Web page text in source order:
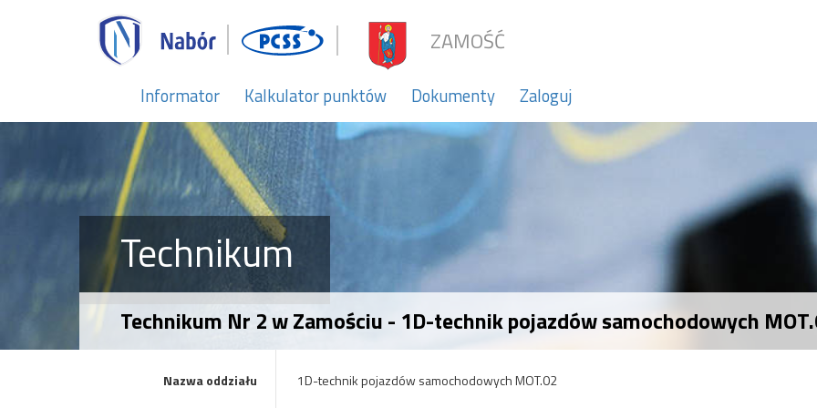
ZAMOŚĆ
Informator Kalkulator punktów Dokumenty Zaloguj
Technikum
Technikum Nr 2 w Zamościu - 1D-technik pojazdów samochodowych
Nazwa oddziału 1D-technik pojazdów samochodowych MOT.02